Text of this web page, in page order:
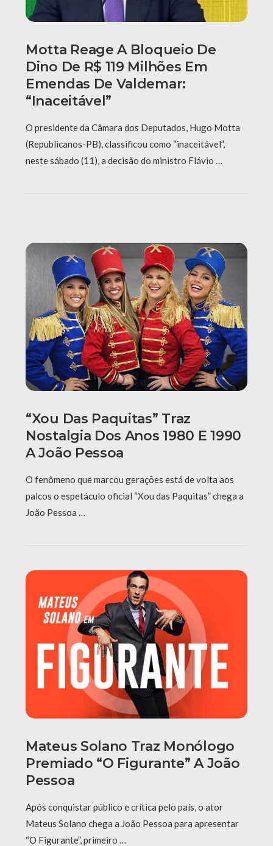
Motta Reage A Bloqueio De
Dino De R$ 119 Milhões Em
Emendas De Valdemar:
“Inaceitável”
O presidente da Câmara dos Deputados, Hugo Motta
(Republicanos-PB), classificou como “inaceitável”,
neste sábado (11), a decisão do ministro Flávio …
“Xou Das Paquitas” Traz
Nostalgia Dos Anos 1980 E 1990
A João Pessoa
O fenômeno que marcou gerações está de volta aos
palcos o espetáculo oficial “Xou das Paquitas” chega a
João Pessoa …
Mateus Solano Traz Monólogo
Premiado “O Figurante” A João
Pessoa
Após conquistar público e crítica pelo país, o ator
Mateus Solano chega a João Pessoa para apresentar
“O Figurante”, primeiro …